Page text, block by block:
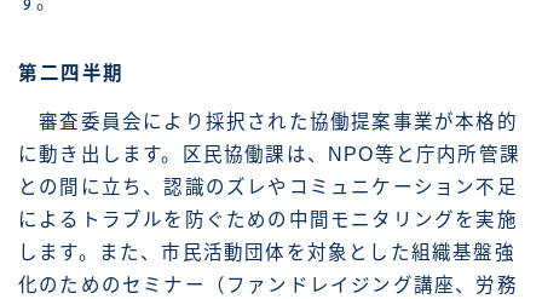
第二四半期
審査委員会により採択された協働提案事業が本格的
に動き出します。区民協働課は、NPO等と庁内所管課
との間に立ち、認識のズレやコミュニケーション不足
によるトラブルを防ぐための中間モニタリングを実施
します。また、市民活動団体を対象とした組織基盤強
化のためのセミナー（ファンドレイジング講座、労務